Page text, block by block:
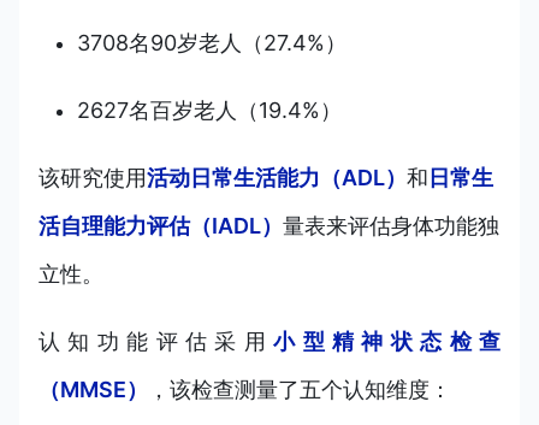
3708名90岁老人（27.4%）
2627名百岁老人（19.4%）
该研究使用活动日常生活能力（ADL） 和 日常生
活自理能力评估（IADL） 量表来评估身体功能独
立性。
认知功能评估采用小型精神状态检查
（MMSE）
，该检查测量了五个认知维度：